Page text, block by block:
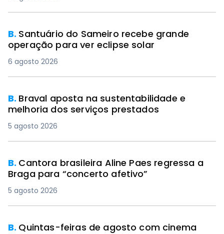
B. Santuário do Sameiro recebe grande
operação para ver eclipse solar
6 agosto 2026
B. Braval aposta na sustentabilidade e
melhoria dos serviços prestados
5 agosto 2026
B. Cantora brasileira Aline Paes regressa a
Braga para “concerto afetivo”
5 agosto 2026
B. Quintas-feiras de agosto com cinema